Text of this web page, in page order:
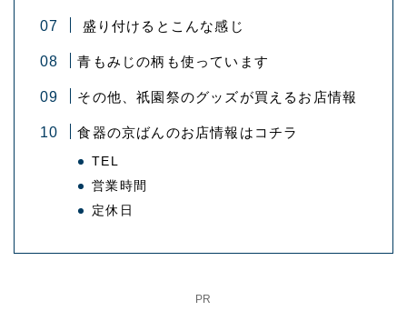
盛り付けるとこんな感じ
青もみじの柄も使っています
その他、祇園祭のグッズが買えるお店情報
食器の京ばんのお店情報はコチラ
TEL
営業時間
定休日
PR